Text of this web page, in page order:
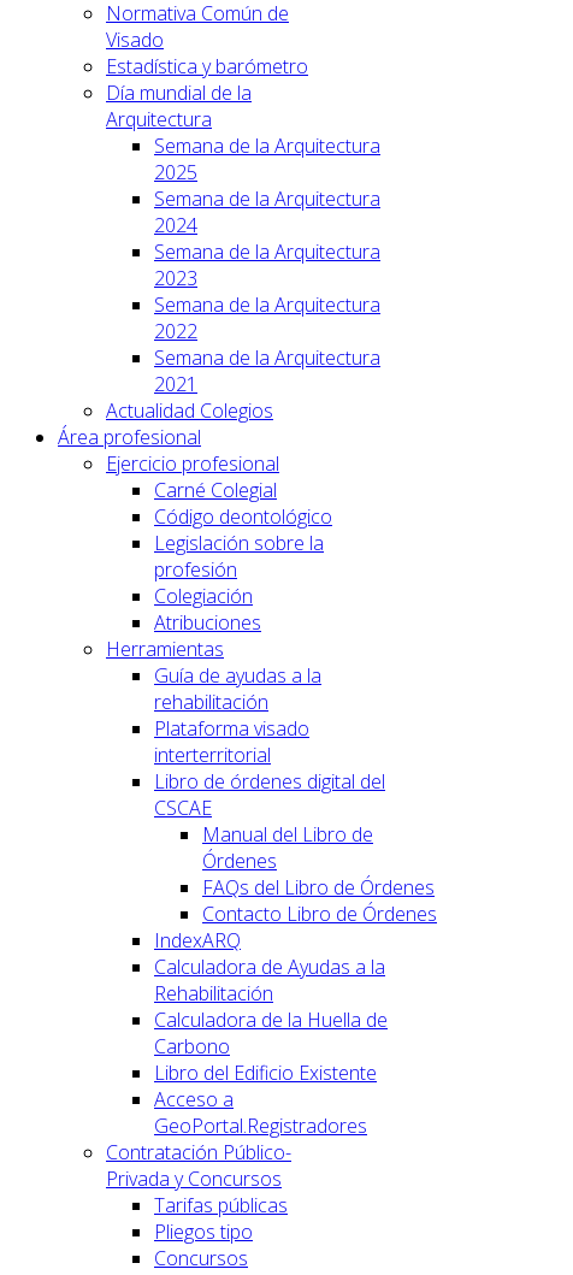
Normativa Común de
Visado
Estadística y barómetro
Día mundial de la
Arquitectura
Semana de la Arquitectura
2025
Semana de la Arquitectura
2024
Semana de la Arquitectura
2023
Semana de la Arquitectura
2022
Semana de la Arquitectura
2021
Actualidad Colegios
Área profesional
Ejercicio profesional
Carné Colegial
Código deontológico
Legislación sobre la
profesión
Colegiación
Atribuciones
Herramientas
Guía de ayudas a la
rehabilitación
Plataforma visado
interterritorial
Libro de órdenes digital del
CSCAE
Manual del Libro de
Órdenes
FAQs del Libro de Órdenes
Contacto Libro de Órdenes
IndexARQ
Calculadora de Ayudas a la
Rehabilitación
Calculadora de la Huella de
Carbono
Libro del Edificio Existente
Acceso a
GeoPortal.Registradores
Contratación Público-
Privada y Concursos
Tarifas públicas
Pliegos tipo
Concursos